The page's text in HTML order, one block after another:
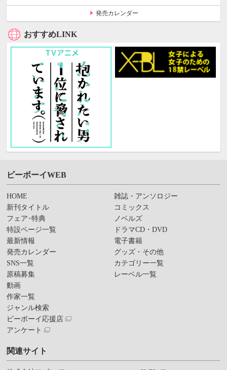
発売カレンダー
おすすめLINK
ビーボーイWEB
HOME
新刊タイトル
フェア･特典
特設ページ一覧
最新情報
発売カレンダー
SNS一覧
原稿募集
動画
作家一覧
ジャンル検索
ビーボーイ応援店
アンケート
雑誌・アンソロジー
コミックス
ノベルズ
ドラマCD・DVD
電子書籍
グッズ・その他
カテゴリー一覧
レーベル一覧
関連サイト